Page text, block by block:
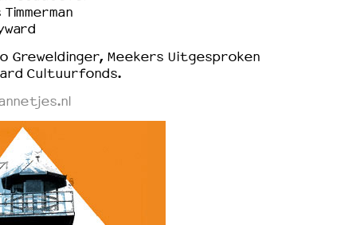
Greweldinger, Meekers Uitgesproken
Cultuurfonds.